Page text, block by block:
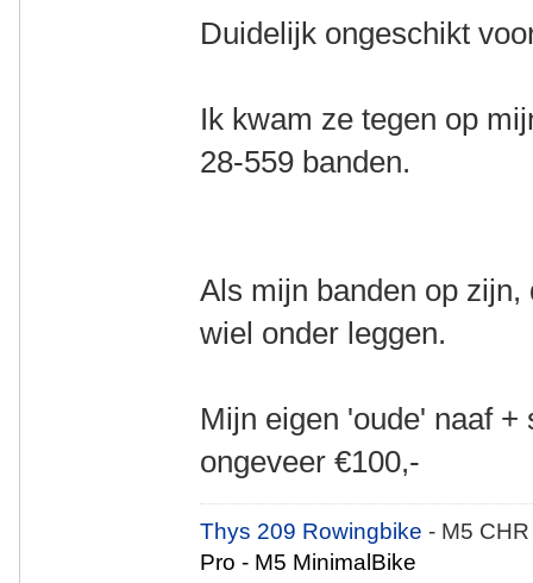
Duidelijk ongeschikt
Ik kwam ze tegen op
28-559 banden.
Als mijn banden op
wiel onder leggen.
Mijn eigen 'oude' naaf
ongeveer €100,-
Thys 209 Rowingbike- M5
Pro - M5 MinimalBike